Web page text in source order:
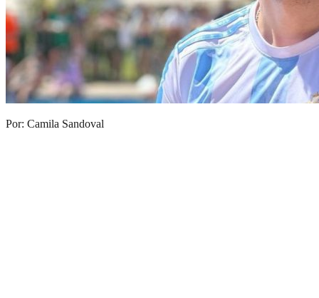
Por: Camila Sandoval